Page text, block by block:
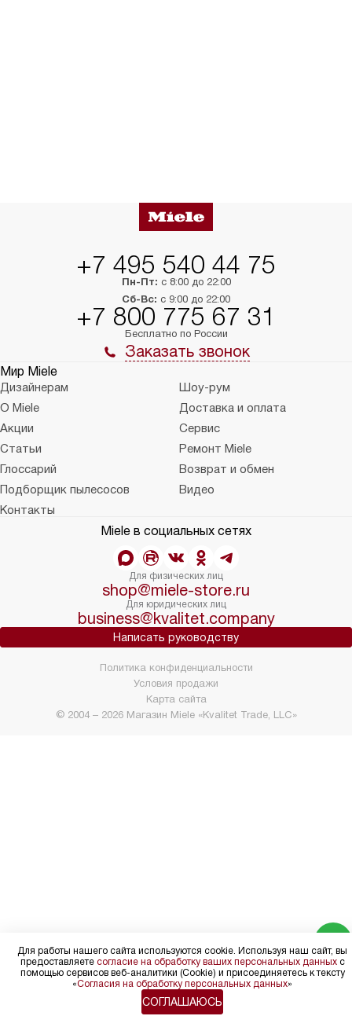
+7 495 540 44 75
Пн-Пт: с 8:00 до 22:00
Сб-Вс: с 9:00 до 22:00
+7 800 775 67 31
Бесплатно по России
Заказать звонок
Мир Miele
Дизайнерам
Шоу-рум
О Miele
Доставка и оплата
Акции
Сервис
Статьи
Ремонт Miele
Глоссарий
Возврат и обмен
Подборщик пылесосов
Видео
Контакты
Miele в социальных сетях
Для физических лиц
shop@miele-store.ru
Для юридических лиц
business@kvalitet.company
Написать руководству
© 2004 – 2026 Магазин Miele «Kvalitet Trade, LLC»
Политика конфиденциальности
Условия продажи
Карта сайта
Для работы нашего сайта используются cookie. Используя наш сайт, вы
предоставляете согласие на обработку ваших персональных данныхс
помощью сервисов веб-аналитики (Cookie) и присоединяетесь к тексту
«Согласия на обработку персональных данных»
СОГЛАШАЮСЬ